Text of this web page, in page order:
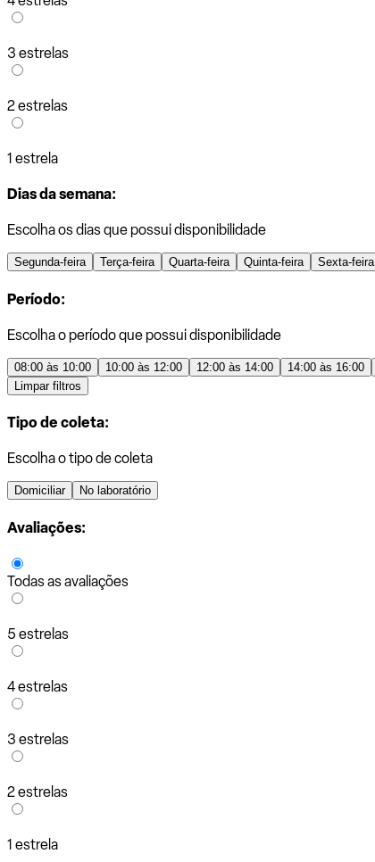
3 estrelas
2 estrelas
1 estrela
Dias da semana:
Escolha os dias que possui disponibilidade
Segunda-feira Terça-feira Quarta-feira Quinta-feira Sexta-feira
Período:
Escolha o período que possui disponibilidade
08:00 às 10:00 10:00 às 12:00 12:00 às 14:00 14:00 às 16:00
Limpar filtros
Tipo de coleta:
Escolha o tipo de coleta
Domiciliar No laboratório
Avaliações:
Todas as avaliações
5 estrelas
4 estrelas
3 estrelas
2 estrelas
1 estrela